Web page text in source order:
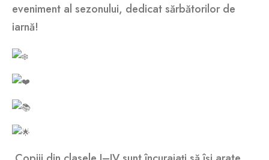
eveniment al sezonului, dedicat sărbătorilor de
iarnă!